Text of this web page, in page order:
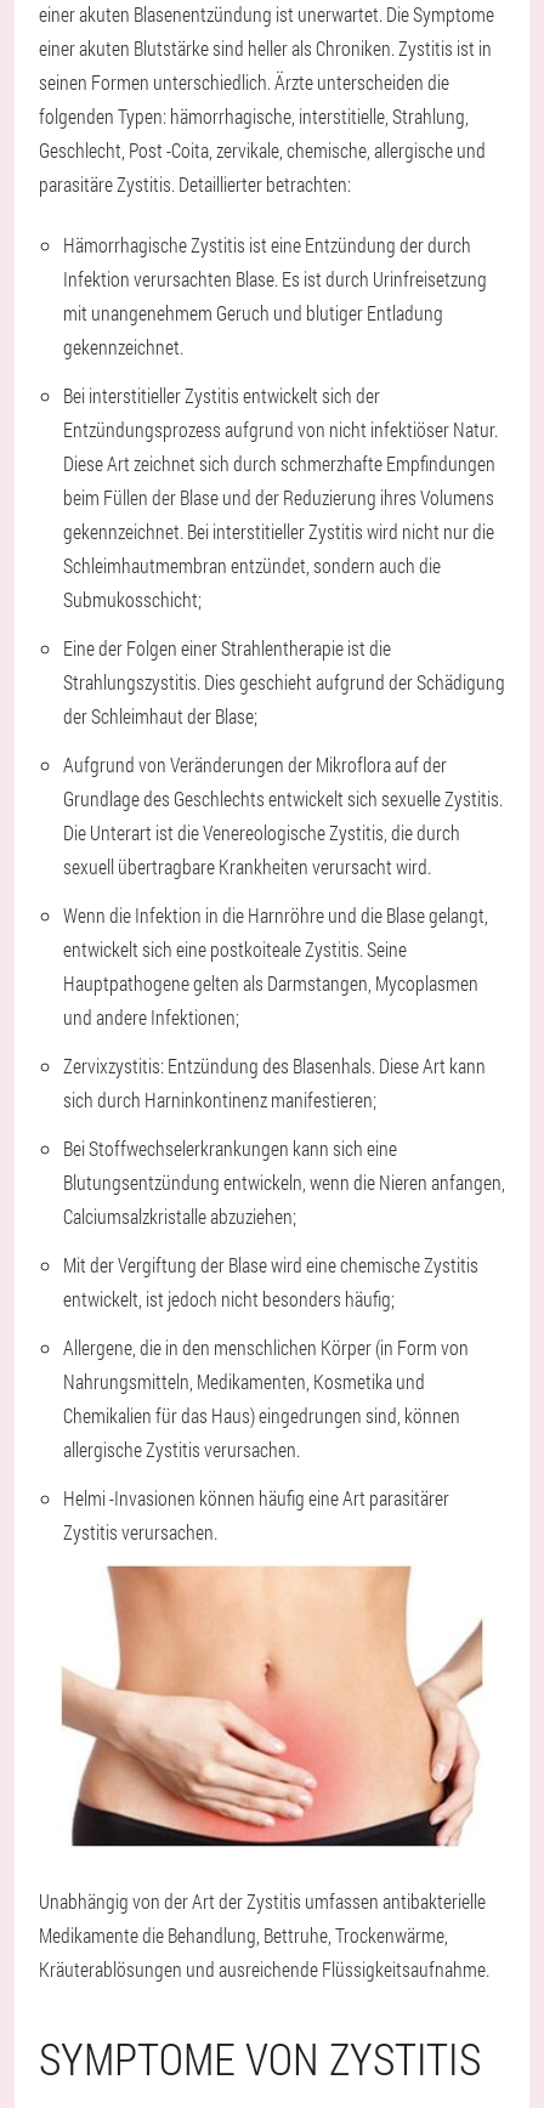
einer akuten Blasenentzündung ist unerwartet. Die Symptome
einer akuten Blutstärke sind heller als Chroniken. Zystitis ist in
seinen Formen unterschiedlich. Ärzte unterscheiden die
folgenden Typen: hämorrhagische, interstitielle, Strahlung,
Geschlecht, Post -Coita, zervikale, chemische, allergische und
parasitäre Zystitis. Detaillierter betrachten:
Hämorrhagische Zystitis ist eine Entzündung der durch
Infektion verursachten Blase. Es ist durch Urinfreisetzung
mit unangenehmem Geruch und blutiger Entladung
gekennzeichnet.
Bei interstitieller Zystitis entwickelt sich der
Entzündungsprozess aufgrund von nicht infektiöser Natur.
Diese Art zeichnet sich durch schmerzhafte Empfindungen
beim Füllen der Blase und der Reduzierung ihres Volumens
gekennzeichnet. Bei interstitieller Zystitis wird nicht nur die
Schleimhautmembran entzündet, sondern auch die
Submukosschicht;
Eine der Folgen einer Strahlentherapie ist die
Strahlungszystitis. Dies geschieht aufgrund der Schädigung
der Schleimhaut der Blase;
Aufgrund von Veränderungen der Mikroflora auf der
Grundlage des Geschlechts entwickelt sich sexuelle Zystitis.
Die Unterart ist die Venereologische Zystitis, die durch
sexuell übertragbare Krankheiten verursacht wird.
Wenn die Infektion in die Harnröhre und die Blase gelangt,
entwickelt sich eine postkoiteale Zystitis. Seine
Hauptpathogene gelten als Darmstangen, Mycoplasmen
und andere Infektionen;
Zervixzystitis: Entzündung des Blasenhals. Diese Art kann
sich durch Harninkontinenz manifestieren;
Bei Stoffwechselerkrankungen kann sich eine
Blutungsentzündung entwickeln, wenn die Nieren anfangen,
Calciumsalzkristalle abzuziehen;
Mit der Vergiftung der Blase wird eine chemische Zystitis
entwickelt, ist jedoch nicht besonders häufig;
Allergene, die in den menschlichen Körper (in Form von
Nahrungsmitteln, Medikamenten, Kosmetika und
Chemikalien für das Haus) eingedrungen sind, können
allergische Zystitis verursachen.
Helmi -Invasionen können häufig eine Art parasitärer
Zystitis verursachen.
Unabhängig von der Art der Zystitis umfassen antibakterielle
Medikamente die Behandlung, Bettruhe, Trockenwärme,
Kräuterablösungen und ausreichende Flüssigkeitsaufnahme.
SYMPTOME VON ZYSTITIS